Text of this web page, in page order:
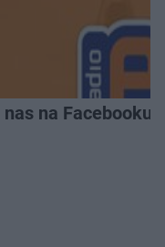
na Facebooku!